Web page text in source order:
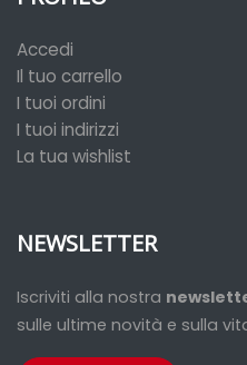
Accedi
Il tuo carrello
I tuoi ordini
I tuoi indirizzi
La tua wishlist
NEWSLETTER
Iscriviti alla nostra
sulle ultime novità e sulla